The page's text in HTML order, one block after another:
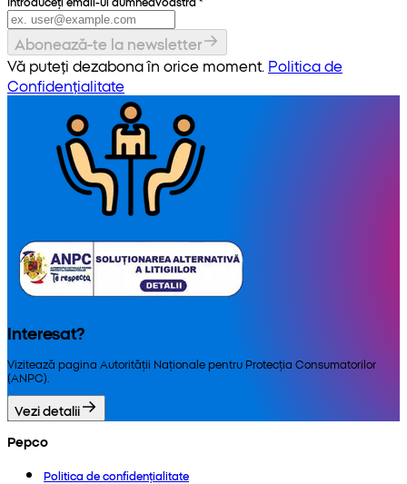
Abonează-te la newsletter
Vă puteți dezabona în orice moment. Politica de
Confidențialitate
Interesat?
Vizitează pagina Autorității Naționale pentru Protecția Consumatorilor
(ANPC).
Vezi detalii
Pepco
Politica de confidențialitate